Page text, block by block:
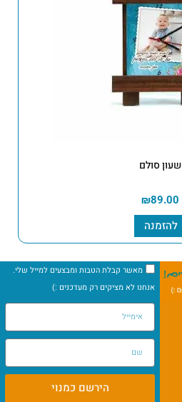
שעון סולם
₪89.00
להזמנה
מאשר קבלת הטבות ומבצעים למייל שלי.
אנחנו לא מציקים רק מעדכנים :)
הירשם כמנוי